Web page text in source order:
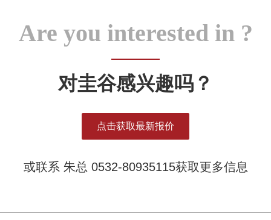
Are you interested in ?
对圭谷感兴趣吗？
点击获取最新报价
或联系 朱总 0532-80935115获取更多信息